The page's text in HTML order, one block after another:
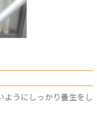
うにしっかり養生をし